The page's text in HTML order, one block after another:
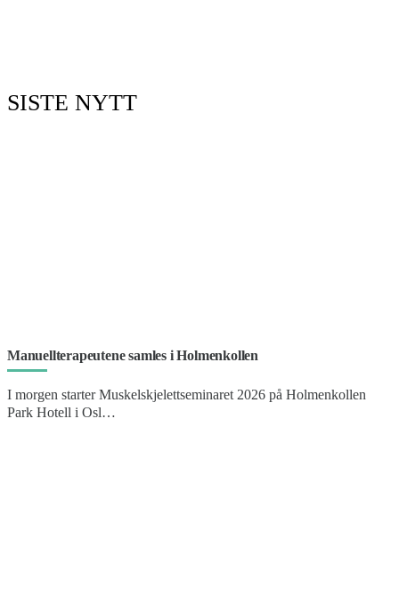
SISTE NYTT
Manuellterapeutene samles i Holmenkollen
I morgen starter Muskelskjelettseminaret 2026 på Holmenkollen
Park Hotell i Osl…